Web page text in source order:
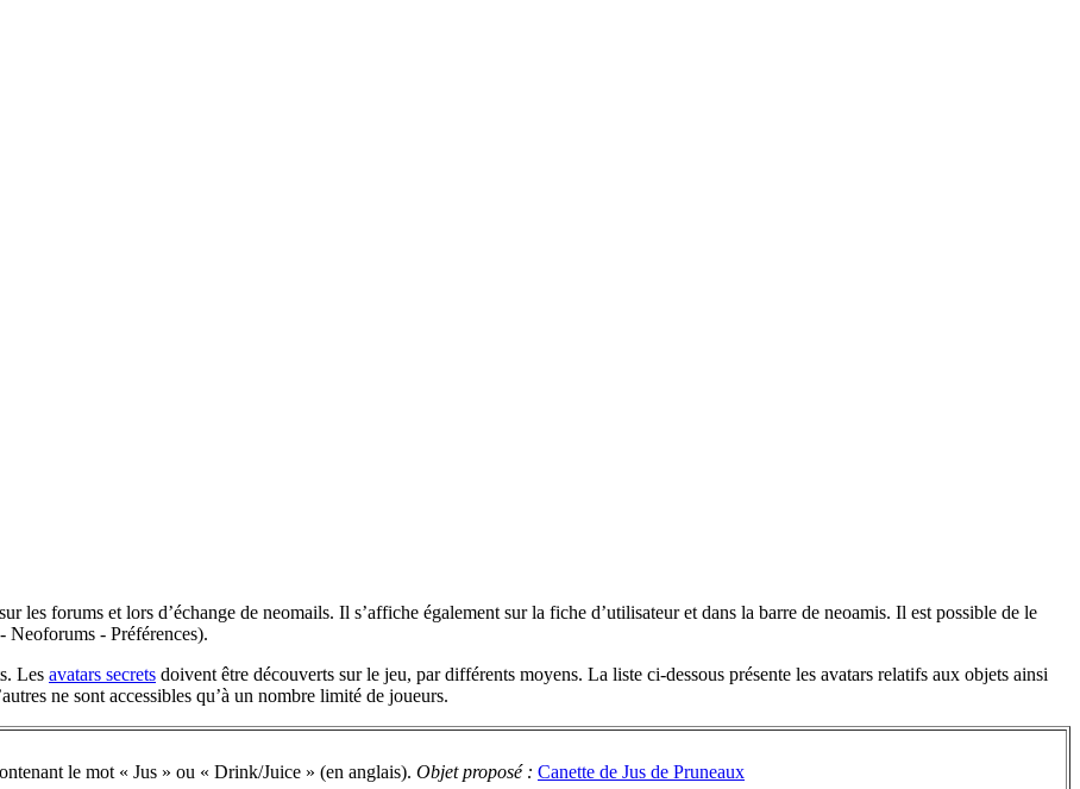
les forums et lors d’échange de neomails. Il s’affiche également sur la fiche d’utilisateur et dans la barre de neoamis. Il est possible de le
Neoforums - Préférences).
Les avatars secrets doivent être découverts sur le jeu, par différents moyens. La liste ci-dessous présente les avatars relatifs aux objets ainsi
ne sont accessibles qu’à un nombre limité de joueurs.
le mot « Jus » ou « Drink/Juice » (en anglais). Objet proposé : Canette de Jus de Pruneaux